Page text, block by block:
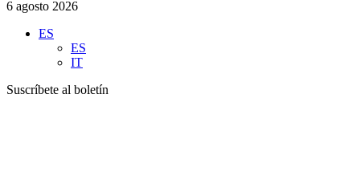
6 agosto 2026
ES
ES
IT
Suscríbete al boletín